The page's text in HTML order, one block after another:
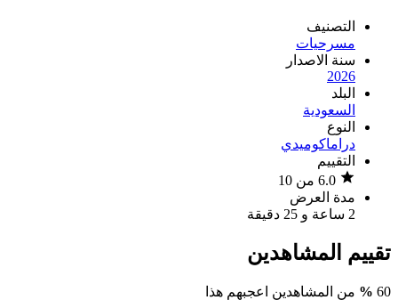
التصنيف
مسرحيات
سنة الاصدار
2026
البلد
السعودية
النوع
دراماكوميدي
التقييم
مدة العرض
2 ساعة و 25 دقيقة
تقييم المشاهدين
60
% من المشاهدين اعجبهم هذا